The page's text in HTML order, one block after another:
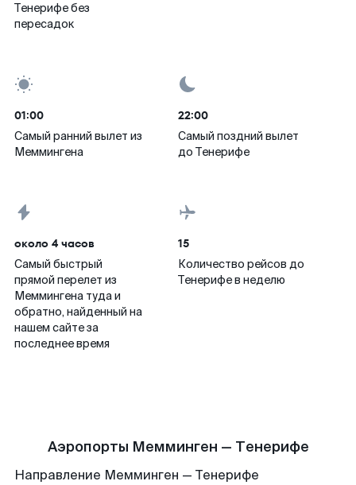
Тенерифе без
пересадок
01:00
Самый ранний вылет из
Меммингена
22:00
Самый поздний вылет
до Тенерифе
около 4 часов
Самый быстрый
прямой перелет из
Меммингена туда и
обратно, найденный на
нашем сайте за
последнее время
15
Количество рейсов до
Тенерифе в неделю
Аэропорты Мемминген — Тенерифе
Направление Мемминген — Тенерифе